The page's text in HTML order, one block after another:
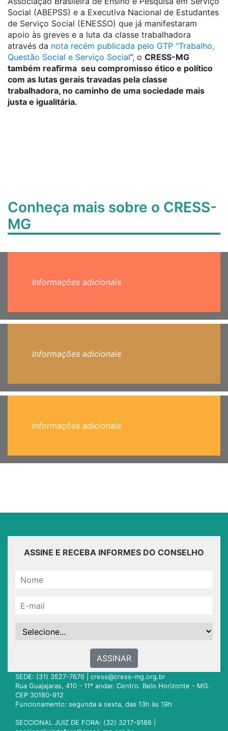
Social (ABEPSS) e a Executiva Nacional de Estudantes
de Serviço Social (ENESSO) que já manifestaram
apoio às greves e a luta da classe trabalhadora
através da nota recém publicada pelo GTP “Trabalho,
Questão Social e Serviço Social”, o CRESS-MG
também reafirma seu compromisso ético e político
com as lutas gerais travadas pela classe
trabalhadora, no caminho de uma sociedade mais
justa e igualitária.
Conheça mais sobre o CRESS-
MG
Informações adicionais
Informações adicionais
Informações adicionais
ASSINE E RECEBA INFORMES DO CONSELHO
ASSINAR
SEDE: (31) 3527-7676 | cress@cress-mg.org.br
Rua Guajajaras, 410 - 11º andar. Centro. Belo Horizonte - MG.
CEP 30180-912
Funcionamento: segunda a sexta, das 13h às 19h
SECCIONAL JUIZ DE FORA: (32) 3217-9186 |